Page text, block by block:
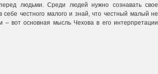
людьми. Среди людей нужно сознавать свое
честного малого и знай, что честный малый не
– вот основная мысль Чехова в его интерпретации